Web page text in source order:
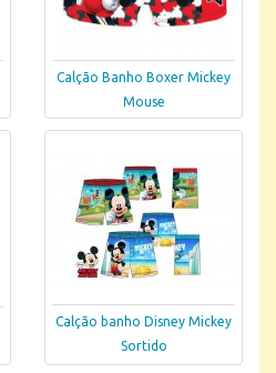
Calção Banho Boxer Mickey
Mouse
Calção banho Disney Mickey
Sortido